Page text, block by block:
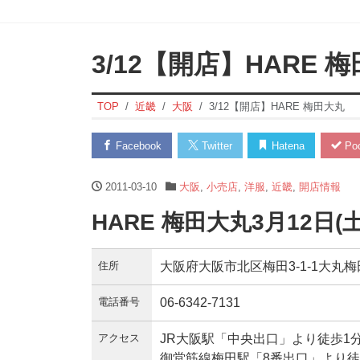
3/12【開店】HARE 梅
TOP 近畿 大阪 3/12【開店】HARE 梅田大丸
Facebook Twitter Hatena
2011-03-10 大阪 小売店, 洋服 近畿, 開店情報
HARE 梅田大丸3月12日(
住所 大阪府大阪市北区梅田3-1-1大丸
電話番号 06-6342-7131
アクセス
JR大阪駅「中央出口」より徒歩1